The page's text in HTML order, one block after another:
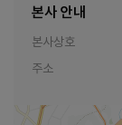
본사 안내
본사상호
주소